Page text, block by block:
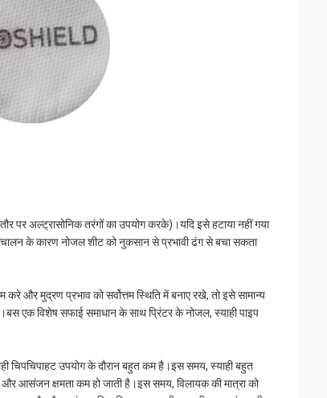
पर अल्ट्रासोनिक तरंगों का उपयोग करके)।यदि इसे हटाया नहीं गया
के कारण नोजल शीट को नुकसान से प्रभावी ढंग से बचा सकता
और मुद्रण प्रभाव को सर्वोत्तम स्थिति में बनाए रखे, तो इसे सामान्य
एक विशेष सफाई समाधान के साथ प्रिंटर के नोजल, स्याही पाइप
चिपचिपाहट उपयोग के दौरान बहुत कम है।इस समय, स्याही बहुत
आसंजन क्षमता कम हो जाती है।इस समय, विलायक की मात्रा को